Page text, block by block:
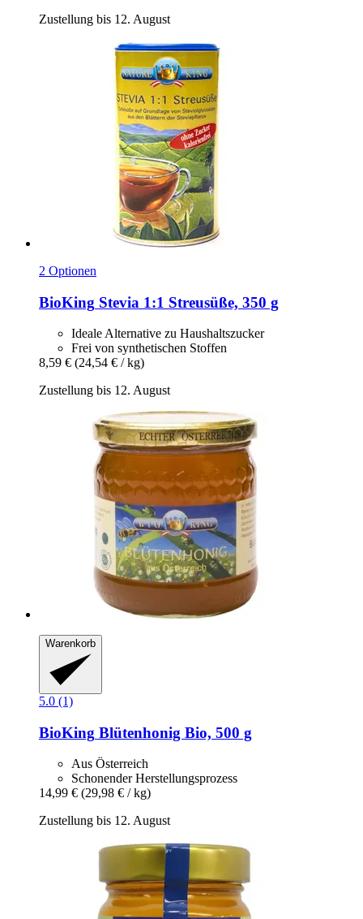
Zustellung bis 12. August
2 Optionen
BioKing Stevia 1:1 Streusüße, 350 g
Ideale Alternative zu Haushaltszucker
Frei von synthetischen Stoffen
8,59 € (24,54 € / kg)
Zustellung bis 12. August
Warenkorb
5.0 (1)
BioKing Blütenhonig Bio, 500 g
Aus Österreich
Schonender Herstellungsprozess
14,99 € (29,98 € / kg)
Zustellung bis 12. August